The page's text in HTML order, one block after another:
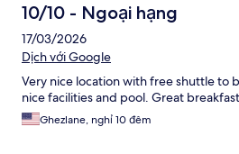
10/10 - Ngoại hạng
17/03/2026
Dịch với Google
Very nice location with free shuttle to
nice facilities and pool. Great
Ghezlane, nghỉ 10 đêm